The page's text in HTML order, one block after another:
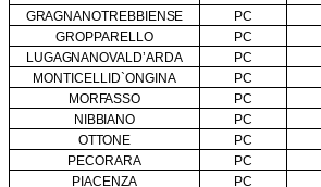
GRAGNANOTREBBIENSE PC
GROPPARELLO
PC
LUGAGNANOVALD’ARDA PC
MONTICELLID`ONGINA PC
MORFASSO
PC
NIBBIANO
PC
OTTONE
PC
PECORARA
PC
PIACENZA
PC